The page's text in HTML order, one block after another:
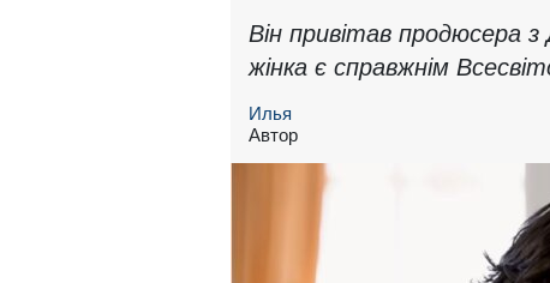
Він привітав продюсера
жінка є справжнім
Илья
Автор